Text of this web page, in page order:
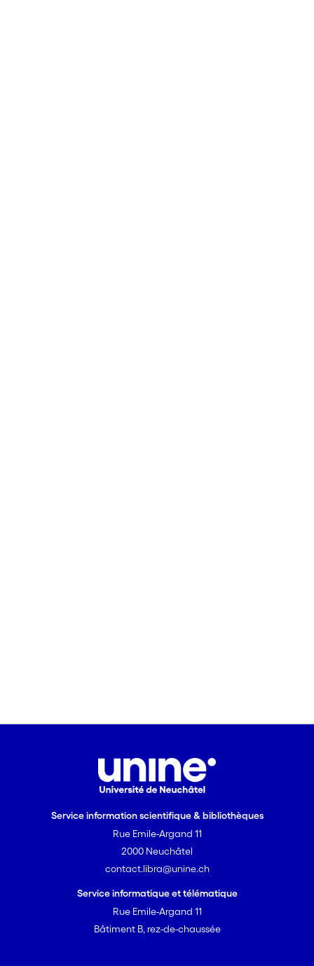
Service information scientifique & bibliothèques
Rue Emile-Argand 11
2000 Neuchâtel
contact.libra@unine.ch
Service informatique et télématique
Rue Emile-Argand 11
Bâtiment B, rez-de-chaussée